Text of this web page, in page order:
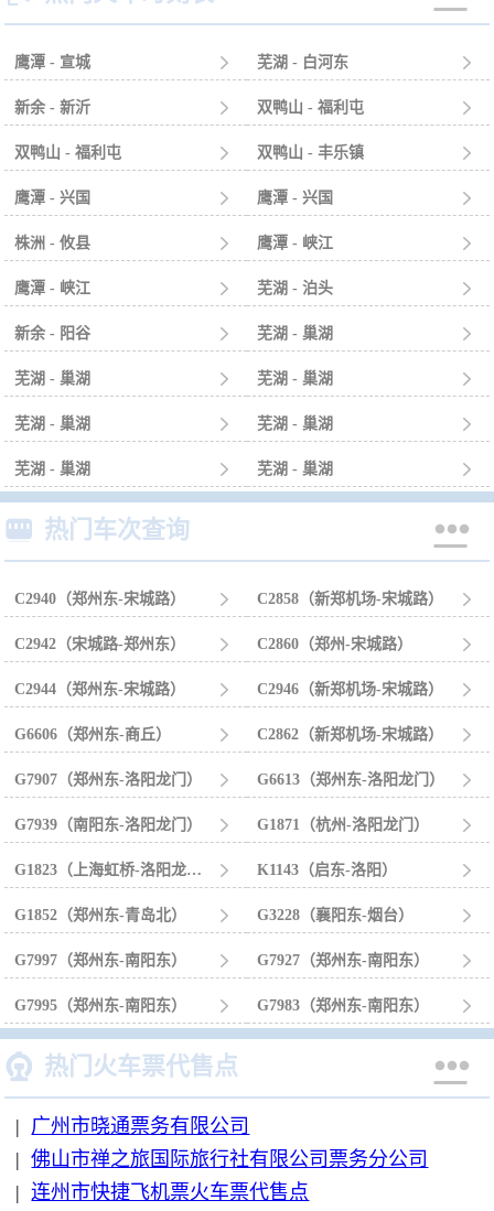
鹰潭 - 宣城  芜湖 - 白河东 
新余 - 新沂  双鸭山 - 福利屯 
双鸭山 - 福利屯  双鸭山 - 丰乐镇 
鹰潭 - 兴国  鹰潭 - 兴国 
株洲 - 攸县  鹰潭 - 峡江 
鹰潭 - 峡江  芜湖 - 泊头 
新余 - 阳谷  芜湖 - 巢湖 
芜湖 - 巢湖  芜湖 - 巢湖 
芜湖 - 巢湖  芜湖 - 巢湖 
芜湖 - 巢湖  芜湖 - 巢湖 
 热门车次查询 
C2940（郑州东-宋城路）  C2858（新郑机场-宋城路） 
C2942（宋城路-郑州东）  C2860（郑州-宋城路） 
C2944（郑州东-宋城路）  C2946（新郑机场-宋城路） 
G6606（郑州东-商丘）  C2862（新郑机场-宋城路） 
G7907（郑州东-洛阳龙门）  G6613（郑州东-洛阳龙门） 
G7939（南阳东-洛阳龙门）  G1871（杭州-洛阳龙门） 
G1823（上海虹桥-洛阳龙门）  K1143（启东-洛阳） 
G1852（郑州东-青岛北）  G3228（襄阳东-烟台） 
G7997（郑州东-南阳东）  G7927（郑州东-南阳东） 
G7995（郑州东-南阳东）  G7983（郑州东-南阳东） 
 热门火车票代售点 
| 广州市晓通票务有限公司
| 佛山市禅之旅国际旅行社有限公司票务分公司
| 连州市快捷飞机票火车票代售点